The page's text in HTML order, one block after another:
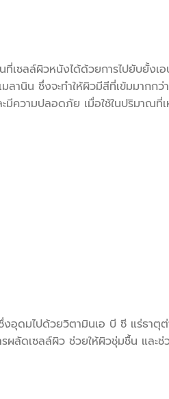
ซลล์ผิวหนังได้ด้วยการไปยับยั้ง
มลานิน ซึ่งจะทำให้ผิวมีสีที่เข้มม
ความปลอดภัย เมื่อใช้ในปริมาณที่เ
ดมไปด้วยวิตามินเอ บี ซี แร่ธาตุ
ผลัดเซลล์ผิว ช่วยให้ผิวชุ่มชื้น แล